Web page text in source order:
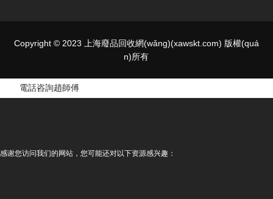
Copyright © 2023 上海廢品回收網(wǎng)(xawskt.com) 版權(quá
n)所有
電話咨詢趙師傅
感谢您访问我们的网站，您可能还对以下资源感兴趣：